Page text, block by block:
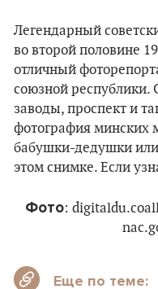
Легендарный
во второй половине
отличный
союзной
заводы, проспект и
фотография
бабушки-дедушки
этом снимке. Если
Фото:
Еще по теме: